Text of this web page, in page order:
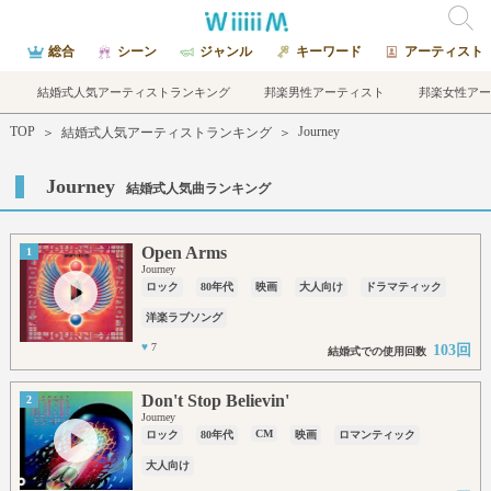
総合 シーン ジャンル キーワード アーティスト
結婚式人気アーティストランキング 邦楽男性アーティスト 邦楽女性ア
TOP ＞ 結婚式人気アーティストランキング ＞ Journey
Journey 結婚式人気曲ランキング
1 Open Arms
Journey
ロック
80年代 映画 大人向け ドラマティック
洋楽ラブソング
♥ 7 結婚式での使用回数 103回
2 Don't Stop Believin'
Journey
ロック
80年代 CM 映画 ロマンティック
大人向け